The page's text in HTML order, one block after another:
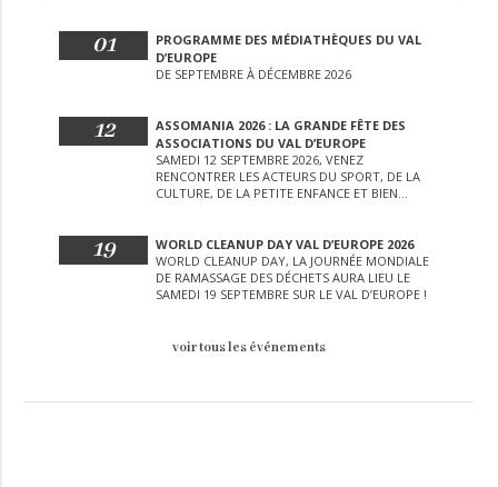
01
PROGRAMME DES MÉDIATHÈQUES DU VAL
D’EUROPE
DE SEPTEMBRE À DÉCEMBRE 2026
12
ASSOMANIA 2026 : LA GRANDE FÊTE DES
ASSOCIATIONS DU VAL D’EUROPE
SAMEDI 12 SEPTEMBRE 2026, VENEZ
RENCONTRER LES ACTEURS DU SPORT, DE LA
CULTURE, DE LA PETITE ENFANCE ET BIEN
19
WORLD CLEANUP DAY VAL D’EUROPE 2026
WORLD CLEANUP DAY, LA JOURNÉE MONDIALE
DE RAMASSAGE DES DÉCHETS AURA LIEU LE
SAMEDI 19 SEPTEMBRE SUR LE VAL D’EUROPE !
voir tous les événements